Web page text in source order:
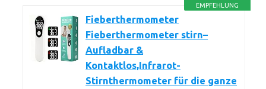
EMPFEHLUNG
Fieberthermometer
Fieberthermometer stirn–
Aufladbar &
Kontaktlos,Infrarot-
Stirnthermometer für die ganze